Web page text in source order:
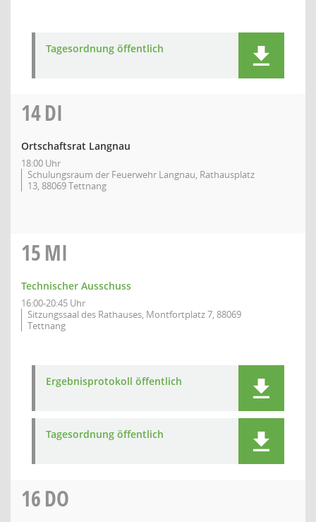
Tagesordnung öffentlich
14DI
Ortschaftsrat Langnau
18:00 Uhr
Schulungsraum der Feuerwehr Langnau, Rathausplatz
13, 88069 Tettnang
15MI
Technischer Ausschuss
16:00-20:45 Uhr
Sitzungssaal des Rathauses, Montfortplatz 7, 88069
Tettnang
Ergebnisprotokoll öffentlich
Tagesordnung öffentlich
16DO